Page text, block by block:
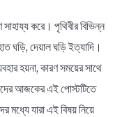
করে। পৃথিবীর বিভিন্ন
ঘড়ি, দেয়াল ঘড়ি ইত্যাদি।
হয়না, কারণ সময়ের সাথে
আজকের এই পোস্টটিতে
মধ্যে যারা এই বিষয় নিয়ে